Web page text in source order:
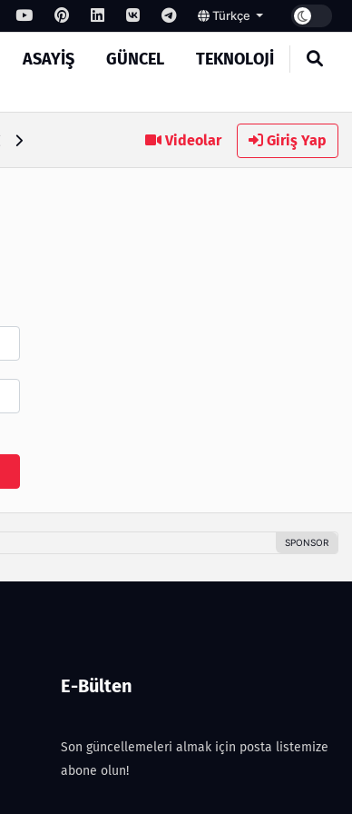
Türkçe
ASAYIŞ GÜNCEL TEKNOLOJI
Süreçlerinde Yeni Nesil Verimliliği Olimpack ile
Videolar Giriş Yap
E-Bülten
Son güncellemeleri almak için posta listemize
abone olun!